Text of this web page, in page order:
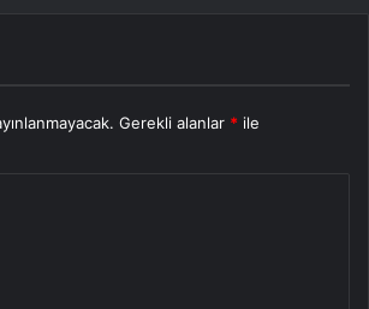
Gerekli alanlar * ile